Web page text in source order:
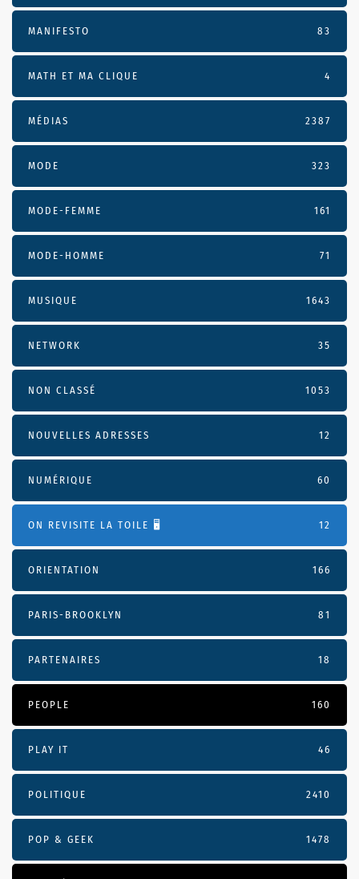
MANIFESTO 83
MATH ET MA CLIQUE 4
MÉDIAS 2387
MODE 323
MODE-FEMME 161
MODE-HOMME 71
MUSIQUE 1643
NETWORK 35
NON CLASSÉ 1053
NOUVELLES ADRESSES 12
NUMÉRIQUE 60
ON REVISITE LA TOILE 🖥️ 12
ORIENTATION 166
PARIS-BROOKLYN 81
PARTENAIRES 18
PEOPLE 160
PLAY IT 46
POLITIQUE 2410
POP & GEEK 1478